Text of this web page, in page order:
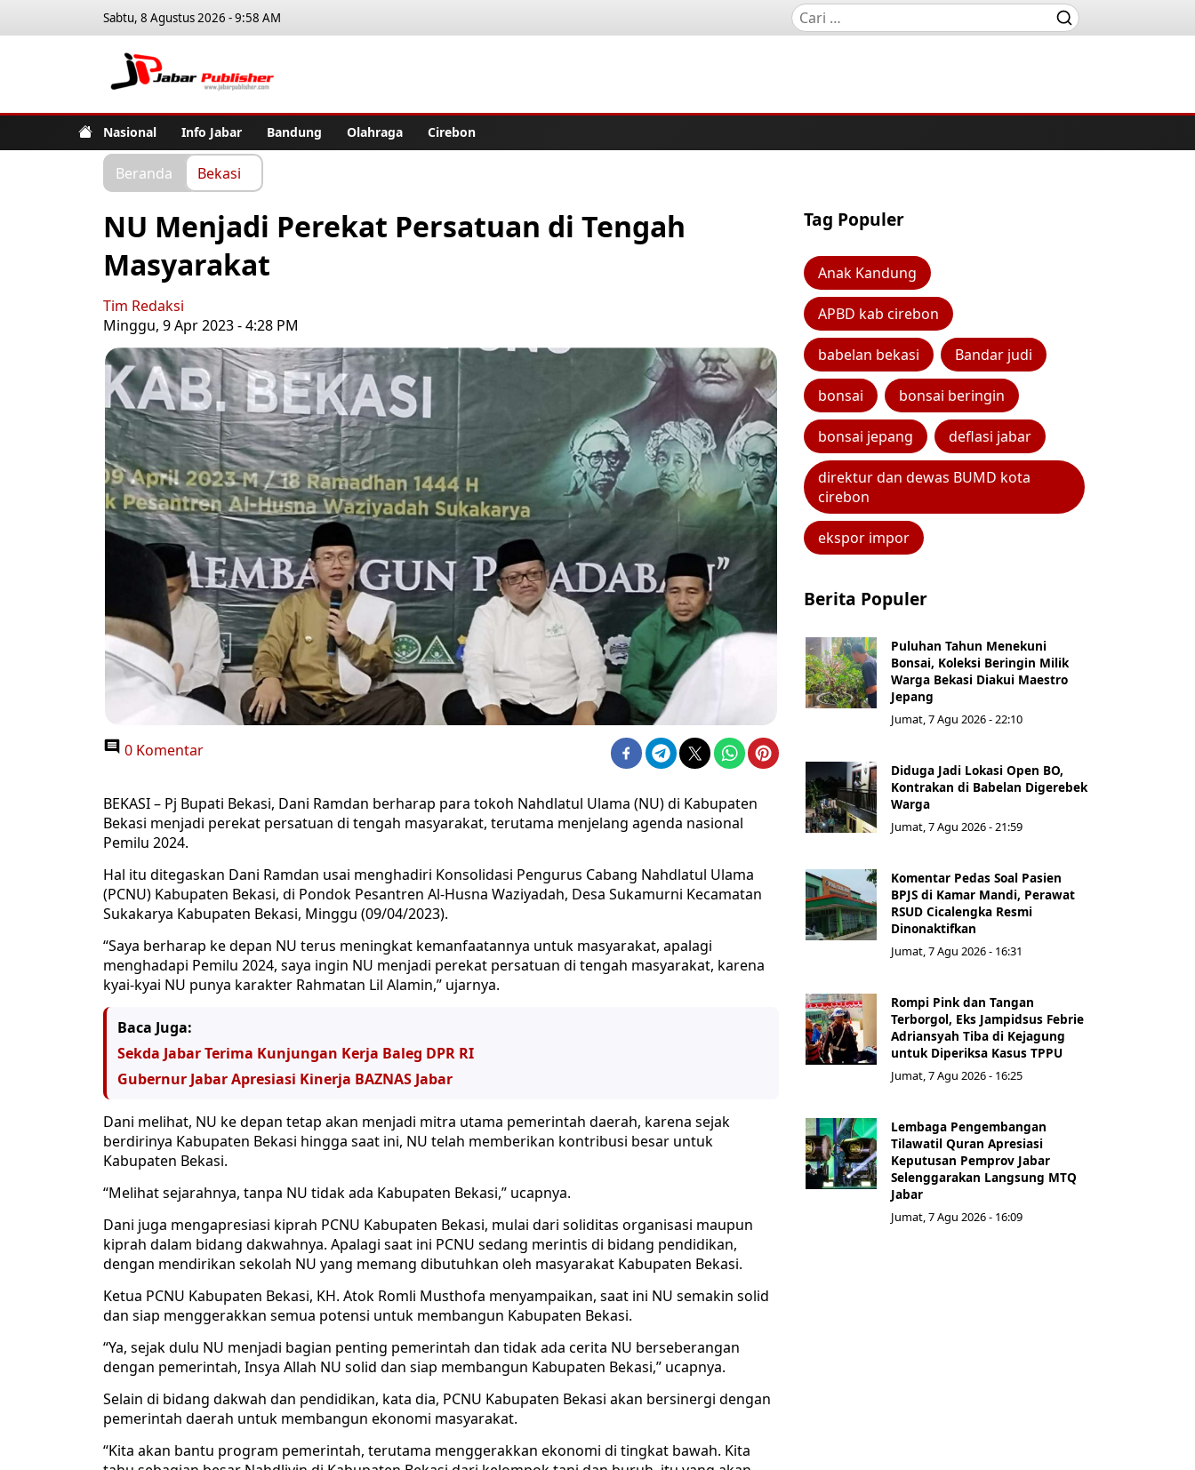
Sabtu, 8 Agustus 2026 - 9:58 AM
Nasional Info Jabar Bandung Olahraga Cirebon
Beranda Bekasi
NU Menjadi Perekat Persatuan di Tengah
Masyarakat
Tim Redaksi
Minggu, 9 Apr 2023 - 4:28 PM
0 Komentar
BEKASI – Pj Bupati Bekasi, Dani Ramdan berharap para tokoh Nahdlatul Ulama (NU) di Kabupaten
Bekasi menjadi perekat persatuan di tengah masyarakat, terutama menjelang agenda nasional
Pemilu 2024.
Hal itu ditegaskan Dani Ramdan usai menghadiri Konsolidasi Pengurus Cabang Nahdlatul Ulama
(PCNU) Kabupaten Bekasi, di Pondok Pesantren Al-Husna Waziyadah, Desa Sukamurni Kecamatan
Sukakarya Kabupaten Bekasi, Minggu (09/04/2023).
“Saya berharap ke depan NU terus meningkat kemanfaatannya untuk masyarakat, apalagi
menghadapi Pemilu 2024, saya ingin NU menjadi perekat persatuan di tengah masyarakat, karena
kyai-kyai NU punya karakter Rahmatan Lil Alamin,” ujarnya.
Baca Juga:
Sekda Jabar Terima Kunjungan Kerja Baleg DPR RI
Gubernur Jabar Apresiasi Kinerja BAZNAS Jabar
Dani melihat, NU ke depan tetap akan menjadi mitra utama pemerintah daerah, karena sejak
berdirinya Kabupaten Bekasi hingga saat ini, NU telah memberikan kontribusi besar untuk
Kabupaten Bekasi.
“Melihat sejarahnya, tanpa NU tidak ada Kabupaten Bekasi,” ucapnya.
Dani juga mengapresiasi kiprah PCNU Kabupaten Bekasi, mulai dari soliditas organisasi maupun
kiprah dalam bidang dakwahnya. Apalagi saat ini PCNU sedang merintis di bidang pendidikan,
dengan mendirikan sekolah NU yang memang dibutuhkan oleh masyarakat Kabupaten Bekasi.
Ketua PCNU Kabupaten Bekasi, KH. Atok Romli Musthofa menyampaikan, saat ini NU semakin solid
dan siap menggerakkan semua potensi untuk membangun Kabupaten Bekasi.
“Ya, sejak dulu NU menjadi bagian penting pemerintah dan tidak ada cerita NU berseberangan
dengan pemerintah, Insya Allah NU solid dan siap membangun Kabupaten Bekasi,” ucapnya.
Selain di bidang dakwah dan pendidikan, kata dia, PCNU Kabupaten Bekasi akan bersinergi dengan
pemerintah daerah untuk membangun ekonomi masyarakat.
“Kita akan bantu program pemerintah, terutama menggerakkan ekonomi di tingkat bawah. Kita
Tag Populer
Anak Kandung
APBD kab cirebon
babelan bekasi Bandar judi
bonsai bonsai beringin
bonsai jepang deflasi jabar
direktur dan dewas BUMD kota
cirebon
ekspor impor
Berita Populer
Puluhan Tahun Menekuni
Bonsai, Koleksi Beringin Milik
Warga Bekasi Diakui Maestro
Jepang
Jumat, 7 Agu 2026 - 22:10
Diduga Jadi Lokasi Open BO,
Kontrakan di Babelan Digerebek
Warga
Jumat, 7 Agu 2026 - 21:59
Komentar Pedas Soal Pasien
BPJS di Kamar Mandi, Perawat
RSUD Cicalengka Resmi
Dinonaktifkan
Jumat, 7 Agu 2026 - 16:31
Rompi Pink dan Tangan
Terborgol, Eks Jampidsus Febrie
Adriansyah Tiba di Kejagung
untuk Diperiksa Kasus TPPU
Jumat, 7 Agu 2026 - 16:25
Lembaga Pengembangan
Tilawatil Quran Apresiasi
Keputusan Pemprov Jabar
Selenggarakan Langsung MTQ
Jabar
Jumat, 7 Agu 2026 - 16:09